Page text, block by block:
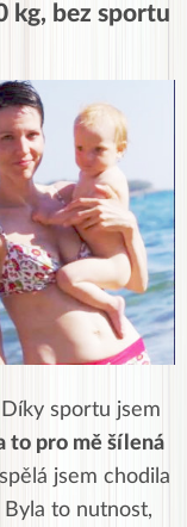
kg, bez sportu
sportu jsem
to pro mě šílená
jsem chodila
Byla to nutnost,